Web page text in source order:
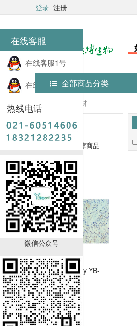
在线客服
在线客服1号
在线客服2号
热线电话
微信公众号
登录 注册
全部商品分类
首页
实验耗材
新品推荐
暂无推荐商品
销量排行
TFF1 Antibody YB-
723431HU
￥890.00
已有21 人购买